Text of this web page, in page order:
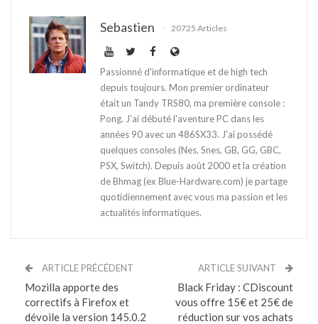
Sebastien 20725 Articles
Passionné d'informatique et de high tech
depuis toujours. Mon premier ordinateur
était un Tandy TRS80, ma première console :
Pong. J'ai débuté l'aventure PC dans les
années 90 avec un 486SX33. J'ai possédé
quelques consoles (Nes, Snes, GB, GG, GBC,
PSX, Switch). Depuis août 2000 et la création
de Bhmag (ex Blue-Hardware.com) je partage
quotidiennement avec vous ma passion et les
actualités informatiques.
ARTICLE PRÉCÉDENT
Mozilla apporte des
correctifs à Firefox et
dévoile la version 145.0.2
ARTICLE SUIVANT
Black Friday : CDiscount
vous offre 15€ et 25€ de
réduction sur vos achats